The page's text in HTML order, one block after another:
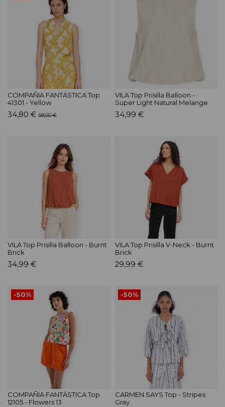
COMPAÑIA FANTÁSTICA Top
41301 - Yellow
34,80 € 58,00 €
VILA Top Prisilla Balloon -
Super Light Natural Melange
34,99 €
VILA Top Prisilla Balloon - Burnt
Brick
34,99 €
VILA Top Prisilla V-Neck - Burnt
Brick
29,99 €
-50%
COMPAÑIA FANTÁSTICA Top
12105 - Flowers 13
-50%
CARMEN SAYS Top - Stripes
Gray